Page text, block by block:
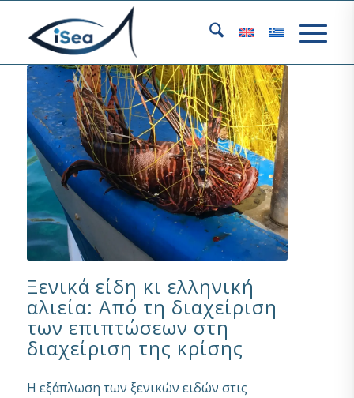
Ξενικά είδη κι ελληνική
αλιεία: Από τη διαχείριση
των επιπτώσεων στη
διαχείριση της κρίσης
Η εξάπλωση των ξενικών ειδών στις